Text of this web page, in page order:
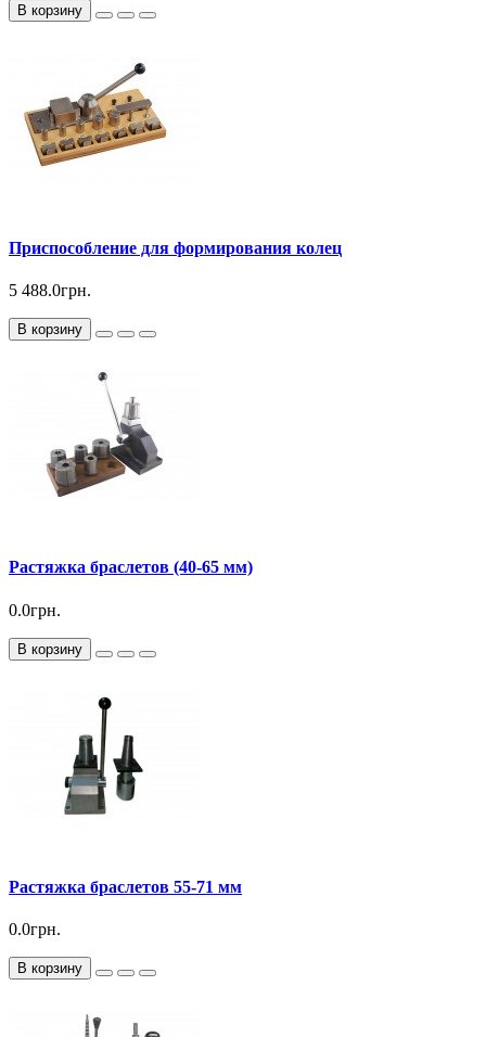
В корзину
Приспособление для формирования колец
5 488.0грн.
В корзину
Растяжка браслетов (40-65 мм)
0.0грн.
В корзину
Растяжка браслетов 55-71 мм
0.0грн.
В корзину